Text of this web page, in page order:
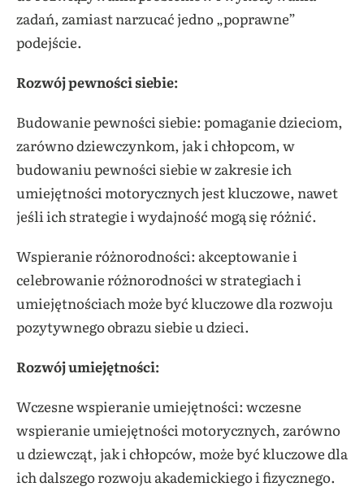
zadań, zamiast narzucać jedno „poprawne”
podejście.
Rozwój pewności siebie:
Budowanie pewności siebie: pomaganie dzieciom,
zarówno dziewczynkom, jak i chłopcom, w
budowaniu pewności siebie w zakresie ich
umiejętności motorycznych jest kluczowe, nawet
jeśli ich strategie i wydajność mogą się różnić.
Wspieranie różnorodności: akceptowanie i
celebrowanie różnorodności w strategiach i
umiejętnościach może być kluczowe dla rozwoju
pozytywnego obrazu siebie u dzieci.
Rozwój umiejętności:
Wczesne wspieranie umiejętności: wczesne
wspieranie umiejętności motorycznych, zarówno
u dziewcząt, jak i chłopców, może być kluczowe dla
ich dalszego rozwoju akademickiego i fizycznego.